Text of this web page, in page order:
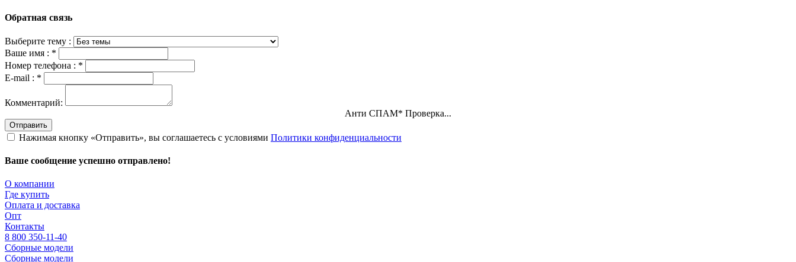
Обратная связь
Выберите тему :
Ваше имя : *
Номер телефона : *
E-mail : *
Комментарий:
Анти СПАМ* Проверка...
Отправить
Нажимая кнопку «Отправить», вы соглашаетесь с условиями Политики конфиденциальности
Ваше сообщение успешно отправлено!
О компании
Где купить
Оплата и доставка
Опт
Контакты
8 800 350-11-40
Сборные модели
Сборные модели